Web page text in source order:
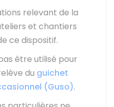
relevant de la
et chantiers
ce dispositif.
être utilisé pour
du guichet
(Guso).